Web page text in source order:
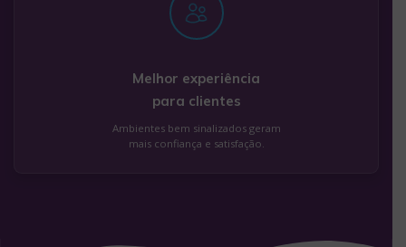
Melhor experiência
para clientes
Ambientes bem sinalizados geram
mais confiança e satisfação.